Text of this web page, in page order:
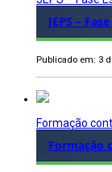
JEPS –
Publicado em: 3
Formação
Formação